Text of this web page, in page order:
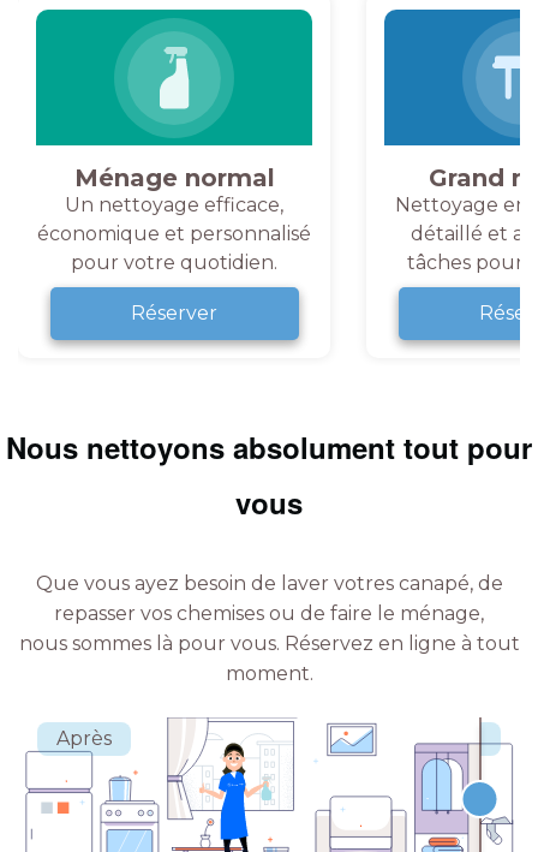
Ménage normal
Un nettoyage efficace,
économique et personnalisé
pour votre quotidien.
Réserver
Grand
Nettoyage en
détaillé et
tâches pour
Nous nettoyons absolument tout pour
vous
Que vous ayez besoin de laver votres canapé, de
repasser vos chemises ou de faire le ménage,
nous sommes là pour vous. Réservez en ligne à tout
moment.